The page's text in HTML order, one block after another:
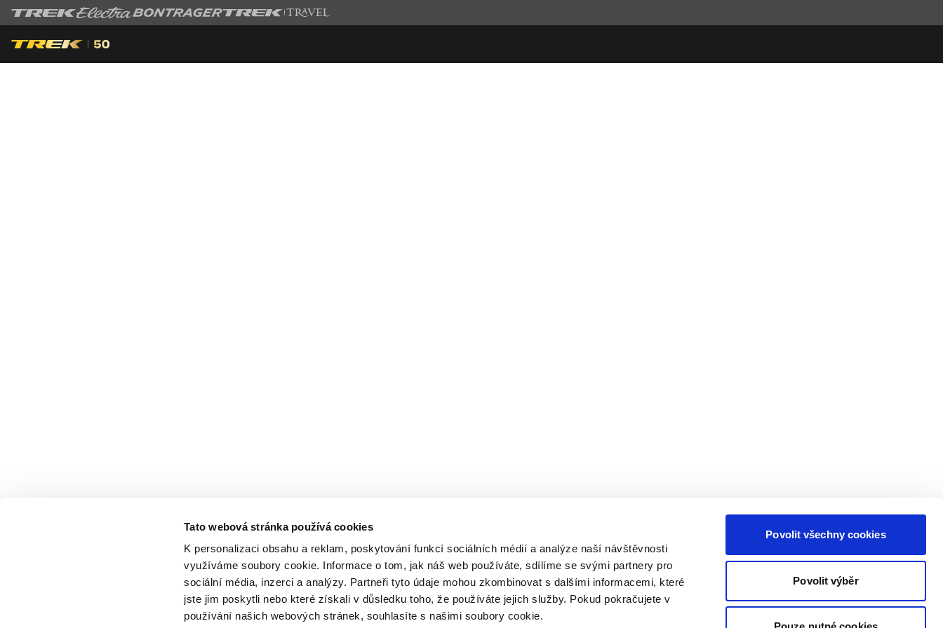
Tato webová stránka používá cookies
K personalizaci obsahu a reklam, poskytování funkcí sociálních médií a analýze naší návštěvnosti
využíváme soubory cookie. Informace o tom, jak náš web používáte, sdílíme se svými partnery pro
sociální média, inzerci a analýzy. Partneři tyto údaje mohou zkombinovat s dalšími informacemi, které
jste jim poskytli nebo které získali v důsledku toho, že používáte jejich služby. Pokud pokračujete v
používání našich webových stránek, souhlasíte s našimi soubory cookie.
Povolit všechny cookies
Povolit výběr